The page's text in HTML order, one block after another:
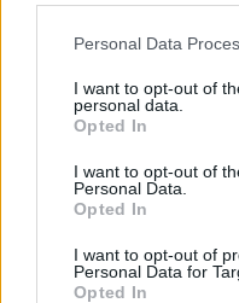
Please note that this
not limited to your visit or
grant or deny consent to
use your data for below
consent section.
Personal Data
I want to opt-out of
personal data.
Opted In
I want to opt-out of
Personal Data.
Opted In
I want to opt-out of
Personal Data for
Opted In
Nya Ullevi, Göteborg
2026-08-08 17:00
Leeds UnitedvsManchester
AC MilanvsManchester